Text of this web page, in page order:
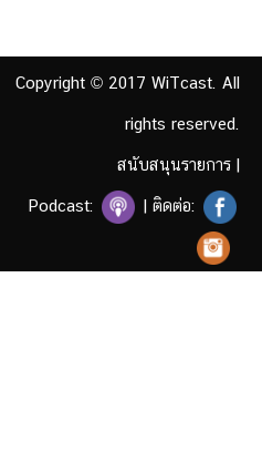
Copyright © 2017 WiTcast. All
rights reserved.
สนับสนุนรายการ |
Podcast: | ติดต่อ: